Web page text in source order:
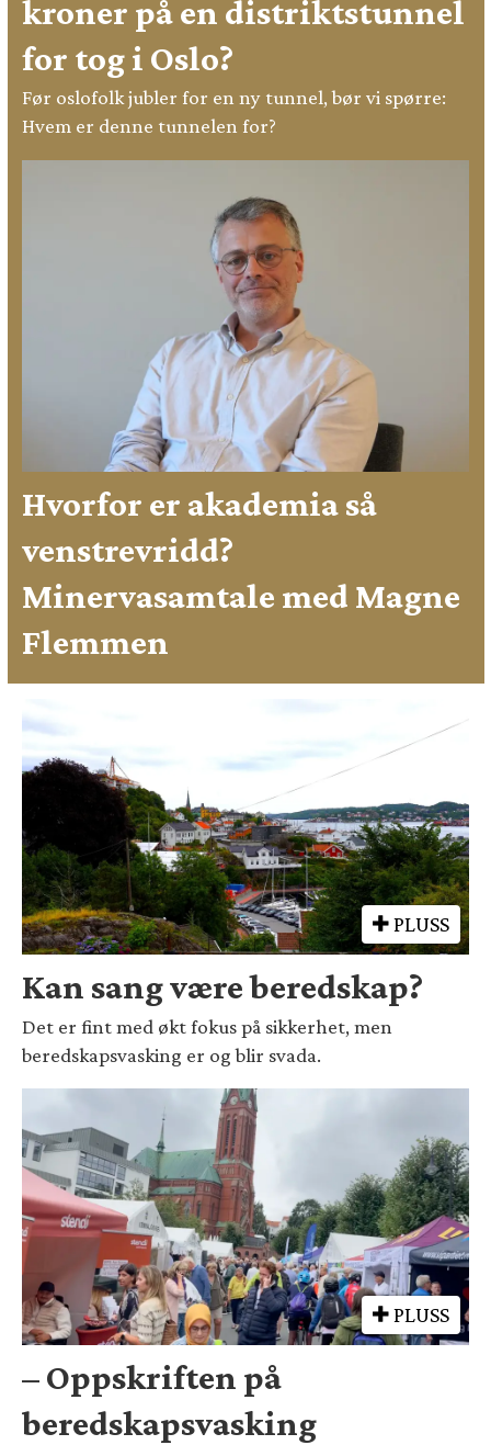
kroner på en distriktstunnel
for tog i Oslo?
Før oslofolk jubler for en ny tunnel, bør vi spørre:
Hvem er denne tunnelen for?
Hvorfor er akademia så
venstrevridd?
Minervasamtale med Magne
Flemmen
PLUSS
Kan sang være beredskap?
Det er fint med økt fokus på sikkerhet, men
beredskapsvasking er og blir svada.
PLUSS
– Oppskriften på
beredskapsvasking